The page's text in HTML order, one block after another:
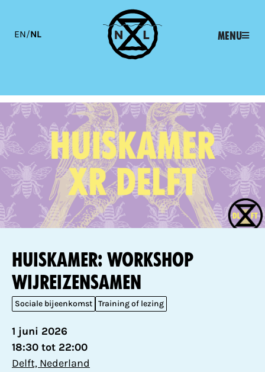
EN/NL Menu
Huiskamer: Workshop
WijReizenSamen
Sociale bijeenkomst Training of lezing
1 juni 2026
18:30 tot 22:00
Delft, Nederland